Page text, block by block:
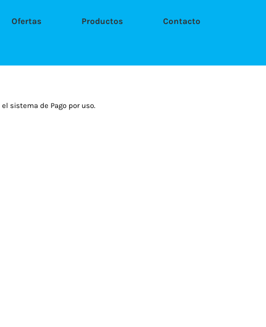
Ofertas Productos Contacto
sistema de Pago por uso.